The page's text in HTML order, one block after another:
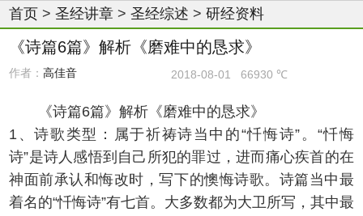
首页 > 圣经讲章 > 圣经综述 > 研经资料
《诗篇6篇》解析《磨难中的恳求》
作者： 高佳音 2018-08-01 66930 ℃
《诗篇6篇》解析《磨难中的恳求》
1、诗歌类型：属于祈祷诗当中的“忏悔诗”。“忏悔
诗”是诗人感悟到自己所犯的罪过，进而痛心疾首的在
神面前承认和悔改时，写下的懊悔诗歌。诗篇当中最
着名的“忏悔诗”有七首。大多数都为大卫所写，其中最